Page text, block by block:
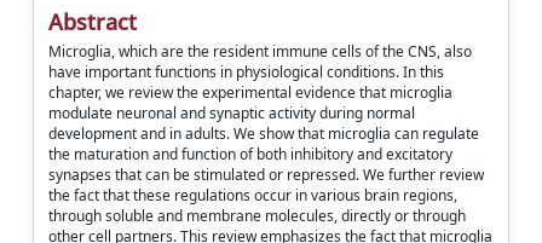
Abstract
Microglia, which are the resident immune cells of the CNS, also
have important functions in physiological conditions. In this
chapter, we review the experimental evidence that microglia
modulate neuronal and synaptic activity during normal
development and in adults. We show that microglia can regulate
the maturation and function of both inhibitory and excitatory
synapses that can be stimulated or repressed. We further review
the fact that these regulations occur in various brain regions,
through soluble and membrane molecules, directly or through
other cell partners. This review emphasizes the fact that microglia